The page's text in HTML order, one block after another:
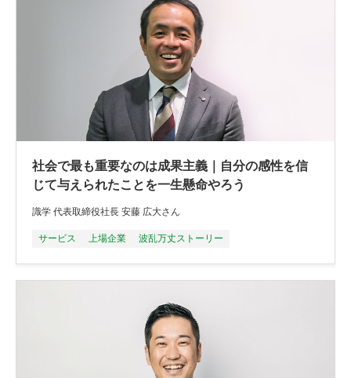
社会で最も重要なのは成果主義｜自分の感性を信
じて与えられたことを一生懸命やろう
識学 代表取締役社長 安藤 広大さん
サービス 上場企業 波乱万丈ストーリー